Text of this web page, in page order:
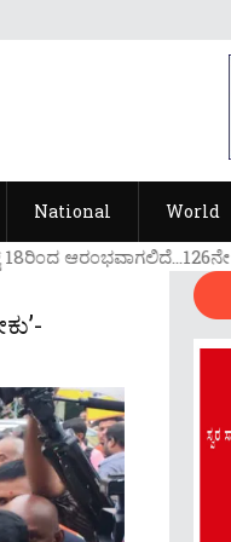
National World
ಆರ೦ಭವಾಗಲಿದೆ...126ನೇ